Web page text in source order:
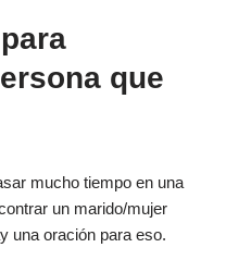
que
mucho tiempo en una
un marido/mujer
una oración para eso.